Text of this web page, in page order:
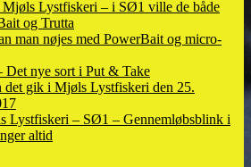
Lystfiskeri – i SØ1 ville de både
og Trutta
man nøjes med PowerBait og micro-
nye sort i Put & Take
det gik i Mjøls Lystfiskeri den 25.
Lystfiskeri – SØ1 – Gennemløbsblink i
altid